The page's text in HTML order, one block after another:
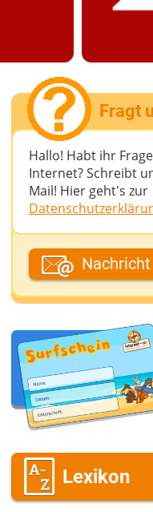
Fragt
Hallo! Habt ihr
Internet? Schreibt
Mail! Hier geht's zur
Dein Fantasiename
Deine E-Mail-
Antwort möchtest)
Deine Nachricht
Lexikon